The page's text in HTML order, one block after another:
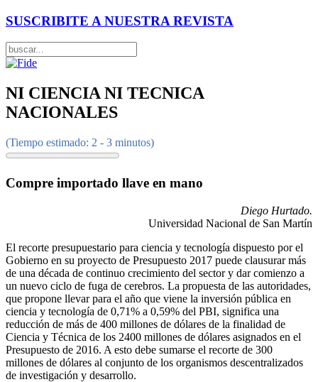
SUSCRIBITE A NUESTRA REVISTA
NI CIENCIA NI TECNICA
NACIONALES
(Tiempo estimado: 2 - 3 minutos)
Compre importado llave en mano
Diego Hurtado.
Universidad Nacional de San Martín
El recorte presupuestario para ciencia y tecnología dispuesto por el
Gobierno en su proyecto de Presupuesto 2017 puede clausurar más
de una década de continuo crecimiento del sector y dar comienzo a
un nuevo ciclo de fuga de cerebros. La propuesta de las autoridades,
que propone llevar para el año que viene la inversión pública en
ciencia y tecnología de 0,71% a 0,59% del PBI, significa una
reducción de más de 400 millones de dólares de la finalidad de
Ciencia y Técnica de los 2400 millones de dólares asignados en el
Presupuesto de 2016. A esto debe sumarse el recorte de 300
millones de dólares al conjunto de los organismos descentralizados
de investigación y desarrollo.